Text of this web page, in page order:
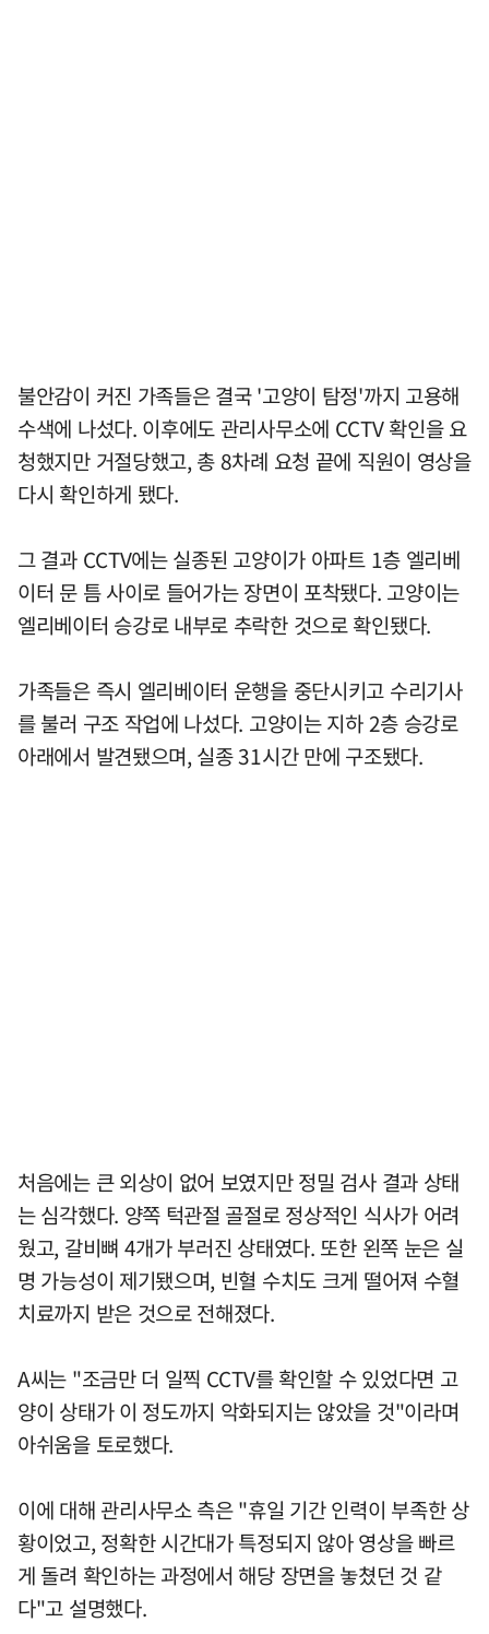
불안감이 커진 가족들은 결국 '고양이 탐정'까지 고용해
수색에 나섰다. 이후에도 관리사무소에 CCTV 확인을 요
청했지만 거절당했고, 총 8차례 요청 끝에 직원이 영상을
다시 확인하게 됐다.
그 결과 CCTV에는 실종된 고양이가 아파트 1층 엘리베
이터 문 틈 사이로 들어가는 장면이 포착됐다. 고양이는
엘리베이터 승강로 내부로 추락한 것으로 확인됐다.
가족들은 즉시 엘리베이터 운행을 중단시키고 수리기사
를 불러 구조 작업에 나섰다. 고양이는 지하 2층 승강로
아래에서 발견됐으며, 실종 31시간 만에 구조됐다.
처음에는 큰 외상이 없어 보였지만 정밀 검사 결과 상태
는 심각했다. 양쪽 턱관절 골절로 정상적인 식사가 어려
웠고, 갈비뼈 4개가 부러진 상태였다. 또한 왼쪽 눈은 실
명 가능성이 제기됐으며, 빈혈 수치도 크게 떨어져 수혈
치료까지 받은 것으로 전해졌다.
A씨는 "조금만 더 일찍 CCTV를 확인할 수 있었다면 고
양이 상태가 이 정도까지 악화되지는 않았을 것"이라며
아쉬움을 토로했다.
이에 대해 관리사무소 측은 "휴일 기간 인력이 부족한 상
황이었고, 정확한 시간대가 특정되지 않아 영상을 빠르
게 돌려 확인하는 과정에서 해당 장면을 놓쳤던 것 같
다"고 설명했다.